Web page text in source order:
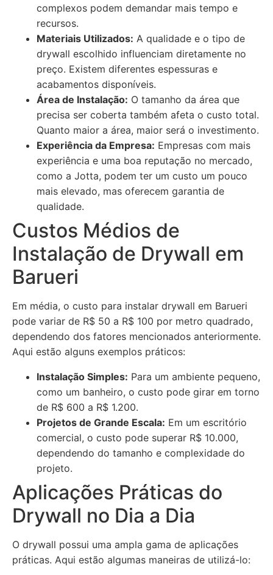
complexos podem demandar mais tempo e
recursos.
Materiais Utilizados: A qualidade e o tipo de
drywall escolhido influenciam diretamente no
preço. Existem diferentes espessuras e
acabamentos disponíveis.
Área de Instalação: O tamanho da área que
precisa ser coberta também afeta o custo total.
Quanto maior a área, maior será o investimento.
Experiência da Empresa: Empresas com mais
experiência e uma boa reputação no mercado,
como a Jotta, podem ter um custo um pouco
mais elevado, mas oferecem garantia de
qualidade.
Custos Médios de
Instalação de Drywall em
Barueri
Em média, o custo para instalar drywall em Barueri
pode variar de R$ 50 a R$ 100 por metro quadrado,
dependendo dos fatores mencionados anteriormente.
Aqui estão alguns exemplos práticos:
Instalação Simples: Para um ambiente pequeno,
como um banheiro, o custo pode girar em torno
de R$ 600 a R$ 1.200.
Projetos de Grande Escala: Em um escritório
comercial, o custo pode superar R$ 10.000,
dependendo do tamanho e complexidade do
projeto.
Aplicações Práticas do
Drywall no Dia a Dia
O drywall possui uma ampla gama de aplicações
práticas. Aqui estão algumas maneiras de utilizá-lo: